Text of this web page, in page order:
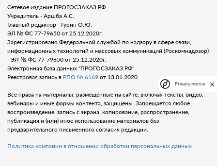
Сетевое издание ПРОГОСЗАКАЗ.РФ
Учредитель - Аршба А.С.
Главный редактор - Гурин О.Ю.
ЭЛ № ФС 77-79650 от 25.12.2020г.
Зарегистрировано Федеральной службой по надзору в сфере связи,
информационных технологий и массовых коммуникаций (Роскомнадозор)
- ЭЛ № ФС 77-79650 от 25.12.2020г.
Электронная база данных "ПРОГОСЗАКАЗ.РФ"
Реестровая запись в РПО № 6169 от 13.01.2020
Все права на материалы, размещённые на сайте, включая тексты, видео,
вебинары и иные формы контента, защищены. Запрещается любое
воспроизведение, запись с экрана, копирование, распространение,
публикация и (или) иное использование материалов без
предварительного письменного согласия редакции.
Политика компании в отношении обработки персональных данных
Privacy notice